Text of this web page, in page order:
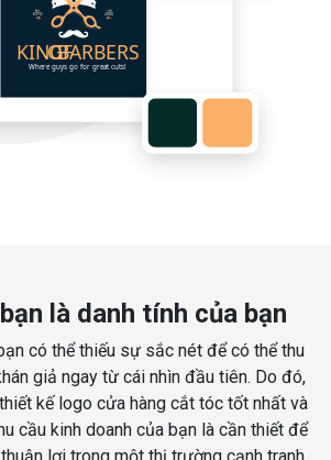
là danh tính của bạn
có thể thiếu sự sắc nét để có thể thu
giả ngay từ cái nhìn đầu tiên. Do đó,
kế logo cửa hàng cắt tóc tốt nhất và
cầu kinh doanh của bạn là cần thiết để